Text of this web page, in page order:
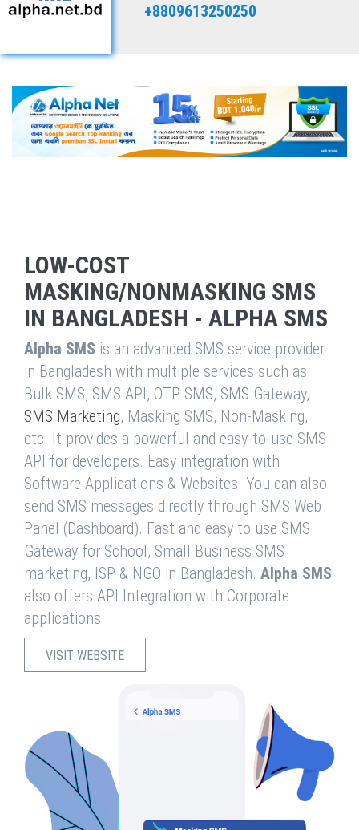
+8809613250250
LOW-COST
MASKING/NONMASKING SMS
IN BANGLADESH - ALPHA SMS
Alpha SMS is an advanced SMS service provider
in Bangladesh with multiple services such as
Bulk SMS, SMS API, OTP SMS, SMS Gateway,
SMS Marketing, Masking SMS, Non-Masking,
etc. It provides a powerful and easy-to-use SMS
API for developers. Easy integration with
Software Applications & Websites. You can also
send SMS messages directly through SMS Web
Panel (Dashboard). Fast and easy to use SMS
Gateway for School, Small Business SMS
marketing, ISP & NGO in Bangladesh. Alpha SMS
also offers API Integration with Corporate
applications.
VISIT WEBSITE